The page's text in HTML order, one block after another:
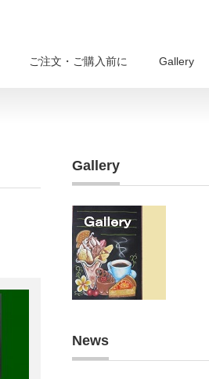
ご注文・ご購入前に Gallery
Gallery
News